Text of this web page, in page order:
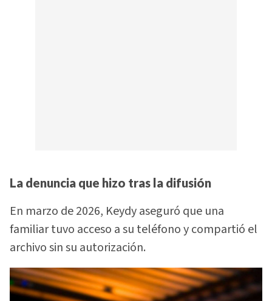
La denuncia que hizo tras la difusión
En marzo de 2026, Keydy aseguró que una
familiar tuvo acceso a su teléfono y compartió el
archivo sin su autorización.